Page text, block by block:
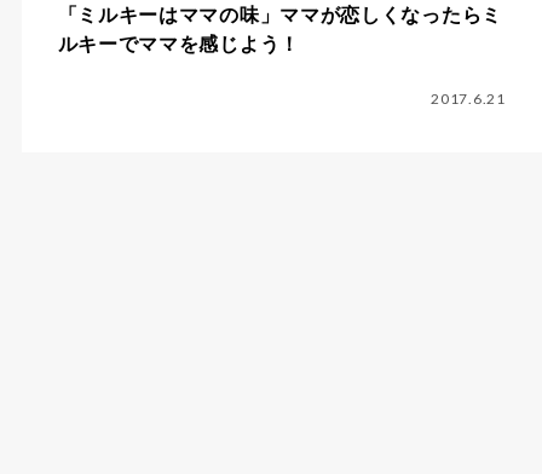
「ミルキーはママの味」ママが恋しくなったらミ
ルキーでママを感じよう！
2017.6.21